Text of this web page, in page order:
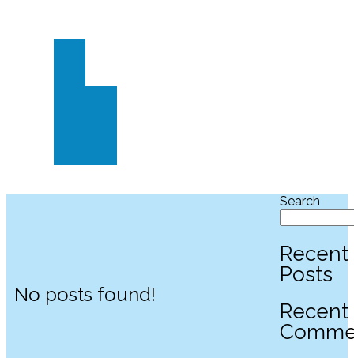
No posts found!
Search
Recent
Posts
Recent